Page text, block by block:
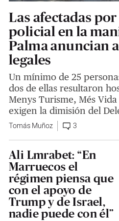
Las afectadas
policial en la
Palma anuncian
legales
Un mínimo de 25
dos de ellas resultaron
Menys Turisme, Més
exigen la dimisión del
Tomás Muñoz 3
Ali Lmrabet: “En
Marruecos el
régimen piensa que
con el apoyo de
Trump y de Israel,
nadie puede con él”